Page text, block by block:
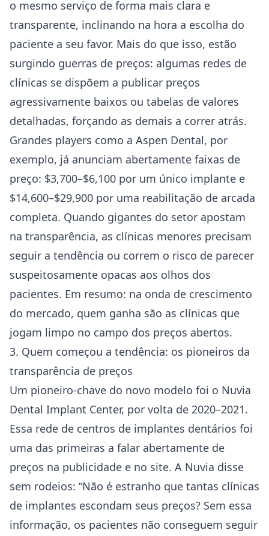
o mesmo serviço de forma mais clara e
transparente, inclinando na hora a escolha do
paciente a seu favor. Mais do que isso, estão
surgindo guerras de preços: algumas redes de
clínicas se dispõem a publicar preços
agressivamente baixos ou tabelas de valores
detalhadas, forçando as demais a correr atrás.
Grandes players como a Aspen Dental, por
exemplo, já anunciam abertamente faixas de
preço: $3,700–$6,100 por um único implante e
$14,600–$29,900 por uma reabilitação de arcada
completa. Quando gigantes do setor apostam
na transparência, as clínicas menores precisam
seguir a tendência ou correm o risco de parecer
suspeitosamente opacas aos olhos dos
pacientes. Em resumo: na onda de crescimento
do mercado, quem ganha são as clínicas que
jogam limpo no campo dos preços abertos.
3. Quem começou a tendência: os pioneiros da
transparência de preços
Um pioneiro-chave do novo modelo foi o Nuvia
Dental Implant Center, por volta de 2020–2021.
Essa rede de centros de implantes dentários foi
uma das primeiras a falar abertamente de
preços na publicidade e no site. A Nuvia disse
sem rodeios: “Não é estranho que tantas clínicas
de implantes escondam seus preços? Sem essa
informação, os pacientes não conseguem seguir